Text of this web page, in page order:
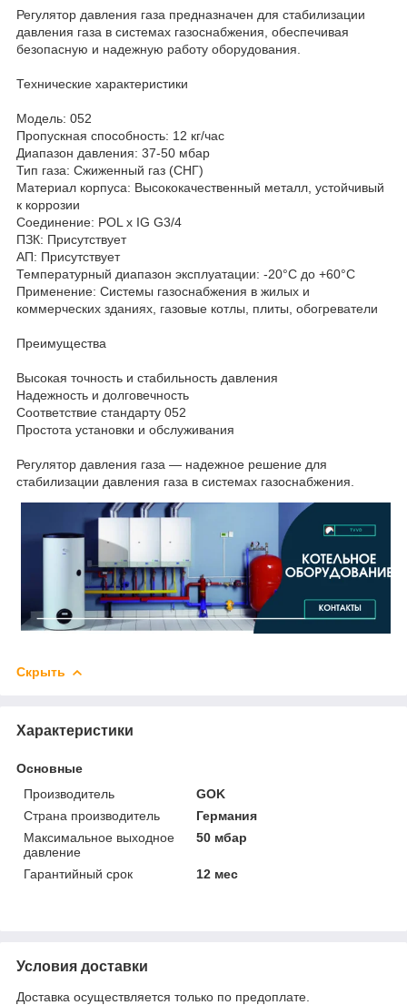
Регулятор давления газа предназначен для стабилизации
давления газа в системах газоснабжения, обеспечивая
безопасную и надежную работу оборудования.
Технические характеристики
Модель: 052
Пропускная способность: 12 кг/час
Диапазон давления: 37-50 мбар
Тип газа: Сжиженный газ (СНГ)
Материал корпуса: Высококачественный металл, устойчивый
к коррозии
Соединение: POL x IG G3/4
ПЗК: Присутствует
АП: Присутствует
Температурный диапазон эксплуатации: -20°C до +60°C
Применение: Системы газоснабжения в жилых и
коммерческих зданиях, газовые котлы, плиты, обогреватели
Преимущества
Высокая точность и стабильность давления
Надежность и долговечность
Соответствие стандарту 052
Простота установки и обслуживания
Регулятор давления газа — надежное решение для
стабилизации давления газа в системах газоснабжения.
Скрыть
Характеристики
Основные
Производитель
GOK
Страна производитель
Германия
Максимальное выходное
давление
50 мбар
Гарантийный срок 12 мес
Условия доставки
Доставка осуществляется только по предоплате.